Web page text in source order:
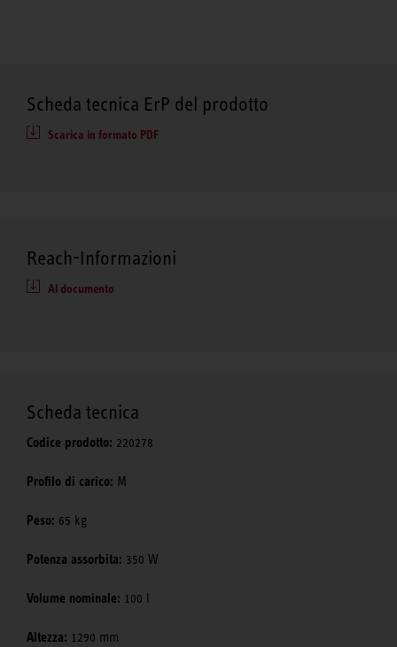
Scheda tecnica ErP del prodotto
Scarica in formato PDF
Reach-Informazioni
Al documento
Scheda tecnica
Codice prodotto: 220278
Profilo di carico: M
Peso: 65 kg
Potenza assorbita: 350 W
Volume nominale: 100 l
Altezza: 1290 mm